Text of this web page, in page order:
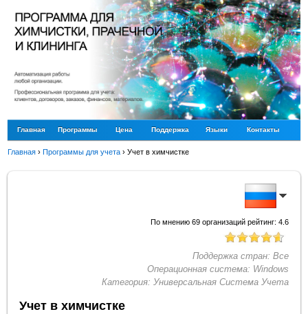
Главная Программы Цена Поддержка Языки Контакты
Главная ›Программы для учета ›Учет в химчистке
По мнению 69организаций рейтинг: 4.6
Поддержка стран: Все
Операционная система: Windows
Категория: Универсальная Система Учета
Учет в химчистке